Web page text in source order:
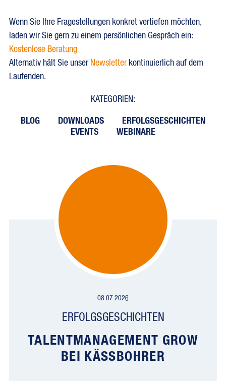
Wenn Sie Ihre Fragestellungen konkret vertiefen möchten,
laden wir Sie gern zu einem persönlichen Gespräch ein:
Kostenlose Beratung
Alternativ hält Sie unser Newsletterkontinuierlich auf dem
Laufenden.
KATEGORIEN:
BLOG DOWNLOADS
ERFOLGSGESCHICHTEN
EVENTS
WEBINARE
08.07.2026
ERFOLGSGESCHICHTEN
TALENTMANAGEMENT GROW
BEI KÄSSBOHRER